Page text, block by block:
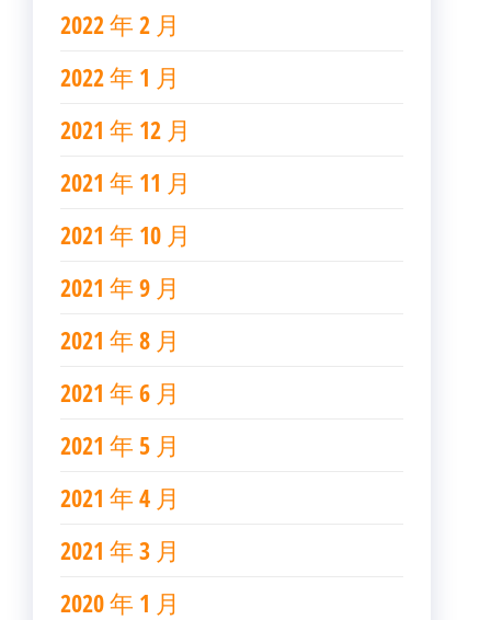
2022 年 2 月
2022 年 1 月
2021 年 12 月
2021 年 11 月
2021 年 10 月
2021 年 9 月
2021 年 8 月
2021 年 6 月
2021 年 5 月
2021 年 4 月
2021 年 3 月
2020 年 1 月